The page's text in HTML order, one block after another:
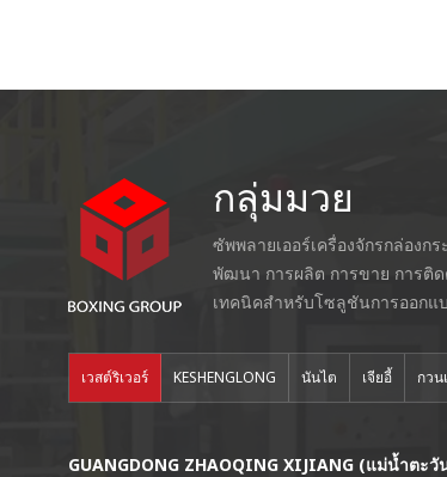
กลุ่มมวย
ซัพพลายเออร์เครื่องจักรกล่อง
พัฒนา การผลิต การขาย การติ
เทคนิคสำหรับโซลูชันการออกแ
เวสต์ริเวอร์ KESHENGLONG นันไต เจียอี้ กวน
GUANGDONG ZHAOQING XIJIANG (แม่น้ำตะวั